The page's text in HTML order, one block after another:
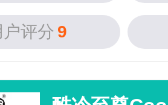
户评分 9